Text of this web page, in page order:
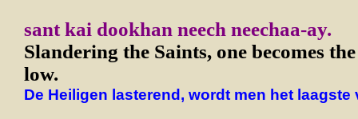
sant kai dookhan neech neechaa-ay.
Slandering the Saints, one becomes
low.
De Heiligen lasterend, wordt men het laagste